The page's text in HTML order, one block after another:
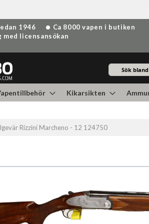
1946
Ca 8000 vapen i butiken
licensansökan
Kikarsikten
Rizzini Marcheno - 12 124750